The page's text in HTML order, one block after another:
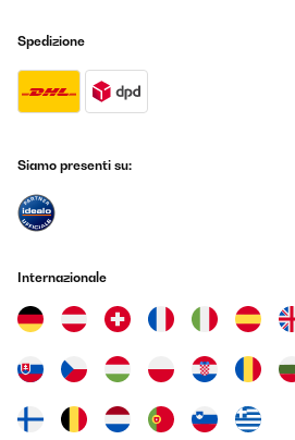
Spedizione
Siamo presenti su:
Internazionale